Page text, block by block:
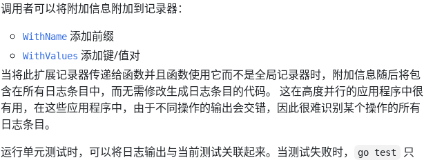
调用者可以将附加信息附加到记录器：
WithName 添加前缀
WithValues 添加键/值对
当将此扩展记录器传递给函数并且函数使用它而不是全局记录器时，附加信息随后将包
含在所有日志条目中，而无需修改生成日志条目的代码。 这在高度并行的应用程序中很
有用，在这些应用程序中，由于不同操作的输出会交错，因此很难识别某个操作的所有
日志条目。
运行单元测试时，可以将日志输出与当前测试关联起来。当测试失败时，
go test
只